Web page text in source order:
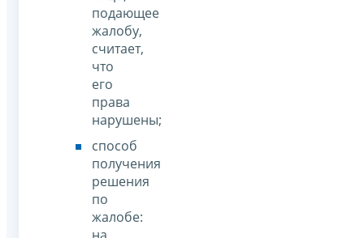
подающее
жалобу,
считает,
что
его
права
нарушены;
способ
получения
решения
по
жалобе:
на